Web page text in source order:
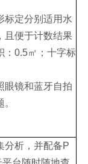
标定分别适用水
且便于计数结果
：0.5㎡；十字标
眼镜和蓝牙自拍
分析，并配备P